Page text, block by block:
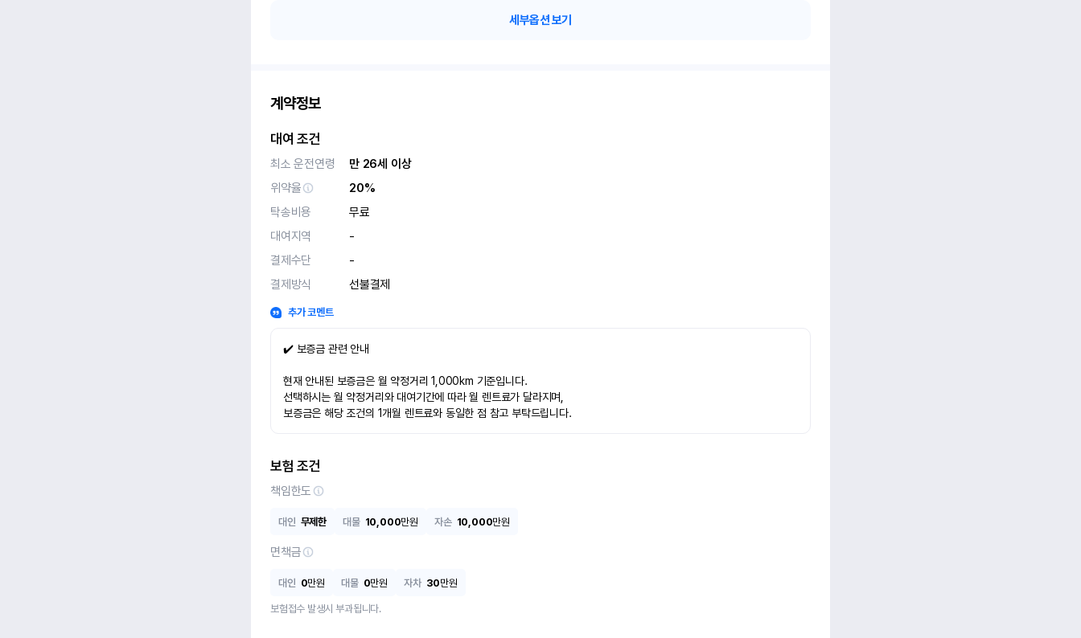
세부옵션 보기
계약정보
대여 조건
최소 운전연령
만 26세 이상
위약율
20%
탁송비용
무료
대여지역
-
결제수단
-
결제방식
선불결제
추가 코멘트
✔️ 보증금 관련 안내
현재 안내된 보증금은 월 약정거리 1,000km 기준입니다.
선택하시는 월 약정거리와 대여기간에 따라 월 렌트료가 달라지며,
보증금은 해당 조건의 1개월 렌트료와 동일한 점 참고 부탁드립니다.
보험 조건
책임한도
대인 무제한 대물 10,000만원 자손 10,000만원
면책금
대인 0만원 대물 0만원 자차 30만원
보험접수 발생시 부과됩니다.